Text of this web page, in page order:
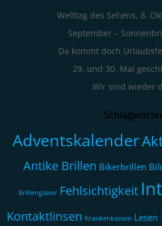
Welttag des Sehens, 8.
September –
Da kommt doch
29. und 30. Mai
Wir sind wieder
Adventskalender
Antike Brillen Bikerbrillen
Brillengläser Fehlsichtigkeit
Kontaktlinsen Krankenkassen Lesen